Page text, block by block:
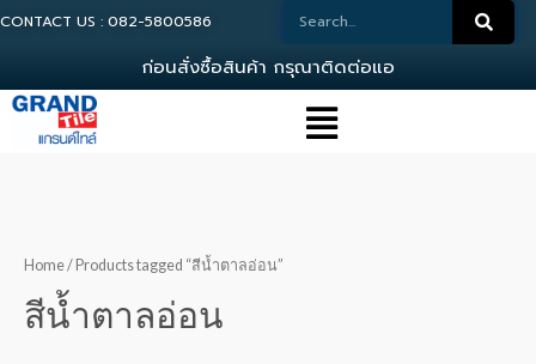
CONTACT US : 082-5800586
อนสงซอสนคา ก รณาตดตอแอด
Home/ Products tagged “สีน้ำตาลอ่อน”
สีน้ำตาลอ่อน